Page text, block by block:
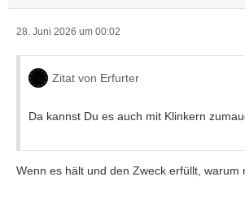
28. Juni 2026 um 00:02
Zitat von Erfurter
Da kannst Du es auch mit Klinkern
Wenn es hält und den Zweck erfüllt, warum